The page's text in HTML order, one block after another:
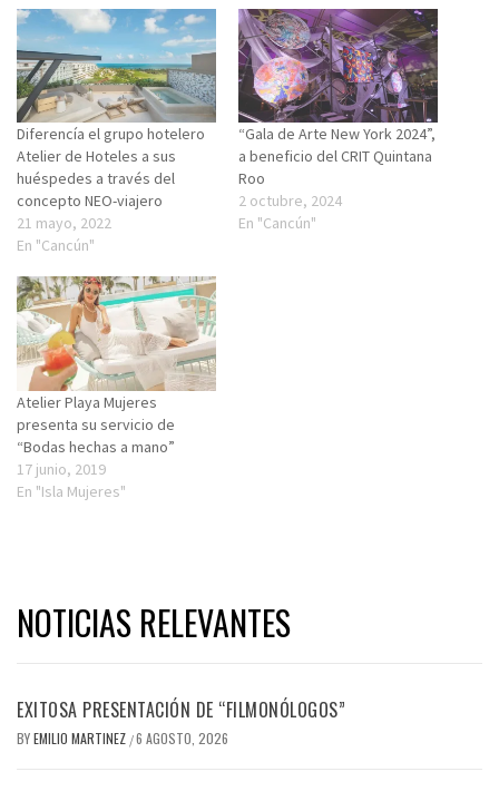
Diferencía el grupo hotelero
Atelier de Hoteles a sus
huéspedes a través del
concepto NEO-viajero
21 mayo, 2022
En "Cancún"
“Gala de Arte New York 2024”,
a beneficio del CRIT Quintana
Roo
2 octubre, 2024
En "Cancún"
Atelier Playa Mujeres
presenta su servicio de
“Bodas hechas a mano”
17 junio, 2019
En "Isla Mujeres"
NOTICIAS RELEVANTES
EXITOSA PRESENTACIÓN DE “FILMONÓLOGOS”
BYEMILIO MARTINEZ /6 AGOSTO, 2026